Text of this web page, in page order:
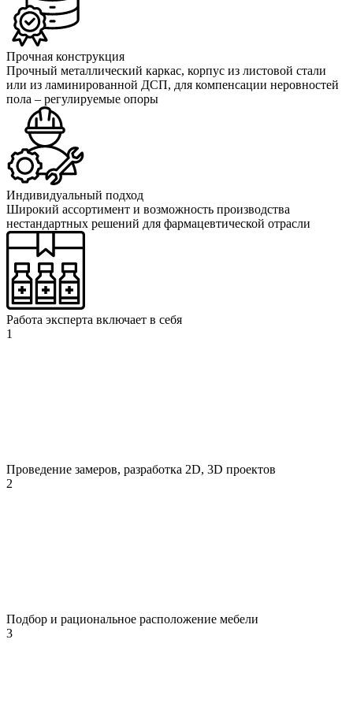
Прочная конструкция
Прочный металлический каркас, корпус из листовой стали
или из ламинированной ДСП, для компенсации неровностей
пола – регулируемые опоры
Индивидуальный подход
Широкий ассортимент и возможность производства
нестандартных решений для фармацевтической отрасли
Работа эксперта включает в себя
1
Проведение замеров, разработка 2D, 3D проектов
2
Подбор и рациональное расположение мебели
3